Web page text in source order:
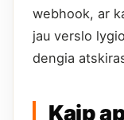
webhook, ar
jau verslo
dengia
Kaip